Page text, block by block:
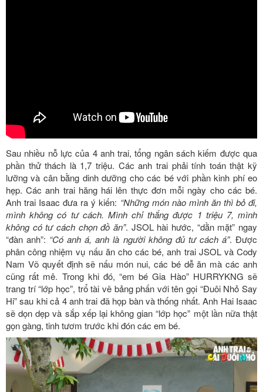
Sau nhiều nỗ lực của 4 anh trai, tổng ngân sách kiếm được qua
phần thử thách là 1,7 triệu. Các anh trai phải tính toán thật kỹ
lưỡng và cân bằng dinh dưỡng cho các bé với phần kinh phí eo
hẹp. Các anh trai hăng hái lên thực đơn mỗi ngày cho các bé.
Anh trai Isaac đưa ra ý kiến: “Những món nào mình ăn thì bỏ đi,
mình không có tư cách. Mình chỉ thắng được 1 triệu 7, mình
không có tư cách chọn đồ ăn”. JSOL hài hước, “dằn mặt” ngay
“đàn anh”: “Có anh á, anh là người không đủ tư cách á”. Được
phân công nhiệm vụ nấu ăn cho các bé, anh trai JSOL và Cody
Nam Võ quyết định sẽ nấu món nui, các bé dễ ăn mà các anh
cũng rất mê. Trong khi đó, “em bé Gia Hào” HURRYKNG sẽ
trang trí “lớp học”, trổ tài vẽ bảng phấn với tên gọi “Đuôi Nhỏ Say
Hi” sau khi cả 4 anh trai đã họp bàn và thống nhất. Anh Hai Isaac
sẽ dọn dẹp và sắp xếp lại không gian “lớp học” một lần nữa thật
gọn gàng, tinh tươm trước khi đón các em bé.